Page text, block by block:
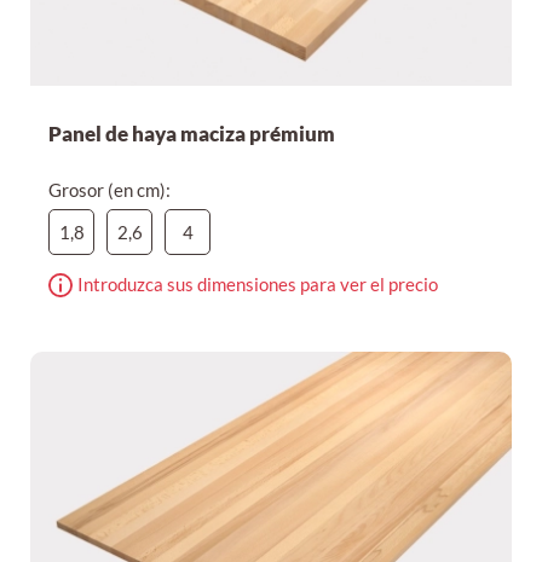
Panel de haya maciza prémium
Grosor (en cm):
1,8
2,6 4
Introduzca sus dimensiones para ver el precio